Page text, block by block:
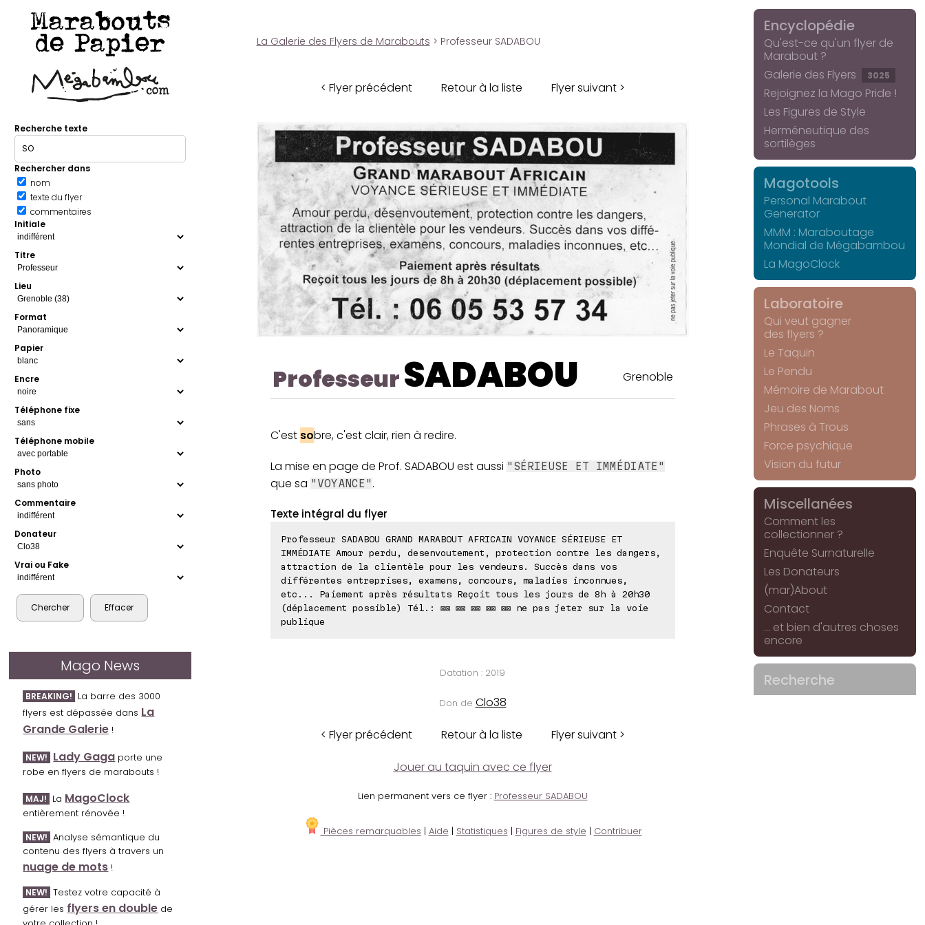
Marabouts
de Papier
Recherche texte
Rechercher dans
nom
texte du flyer
commentaires
Initiale
Titre
Lieu
Format
Papier
Encre
Téléphone fixe
Téléphone mobile
Photo
Commentaire
Donateur
Vrai ou Fake
Mago News
BREAKING! La barre des 3000
flyers est dépassée dans La
Grande Galerie !
NEW! Lady Gaga porte une
robe en flyers de marabouts !
MAJ! La MagoClock
entièrement rénovée !
NEW! Analyse sémantique du
contenu des flyers à travers un
nuage de mots !
NEW! Testez votre capacité à
gérer les flyers en double de
La Galerie des Flyers de Marabouts > Professeur SADABOU
< Flyer précédent Retour à la liste Flyer suivant >
ProfesseurSADABOU Grenoble
C'est sobre, c'est clair, rien à redire.
La mise en page de Prof. SADABOU est aussi "SÉRIEUSE ET IMMÉDIATE"
que sa "VOYANCE" .
Texte intégral du flyer
Professeur SADABOU GRAND MARABOUT AFRICAIN VOYANCE SÉRIEUSE ET
IMMÉDIATE Amour perdu, desenvoutement, protection contre les dangers,
attraction de la clientèle pour les vendeurs. Succès dans vos
différentes entreprises, examens, concours, maladies inconnues,
etc... Paiement après résultats Reçoit tous les jours de 8h à 20h30
(déplacement possible) Tél.: ⊠⊠ ⊠⊠ ⊠⊠ ⊠⊠ ⊠⊠ ne pas jeter sur la voie
publique
Datation : 2019
Don de Clo38
< Flyer précédent Retour à la liste Flyer suivant >
Jouer au taquin avec ce flyer
Lien permanent vers ce flyer : Professeur SADABOU
Pièces remarquables | Aide | Statistiques | Figures de style | Contribuer
Encyclopédie
Qu'est-ce qu'un flyer de
Marabout ?
Galerie des Flyers
3025
Rejoignez la Mago Pride !
Les Figures de Style
Herméneutique des
sortilèges
Magotools
Personal Marabout
Generator
MMM : Maraboutage
Mondial de Mégabambou
La MagoClock
Laboratoire
Qui veut gagner
des flyers ?
Le Taquin
Le Pendu
Mémoire de Marabout
Jeu des Noms
Phrases à Trous
Force psychique
Vision du futur
Miscellanées
Comment les
collectionner ?
Enquête Surnaturelle
Les Donateurs
(mar)About
Contact
... et bien d'autres choses
encore
Recherche